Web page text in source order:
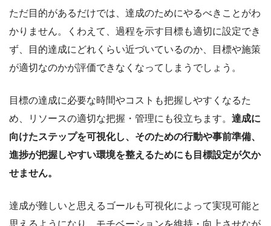
ただ目的があるだけでは、達成のためにやるべきことがわ
かりません。くわえて、過程を示す目標も適切に設定でき
ず、目的達成にどれくらい近づいているのか、目標や施策
が適切なのかが評価できなくなってしまうでしょう。
目標の達成に必要な時間やコストも把握しやすくなるた
め、リソースの適切な把握・管理にも役立ちます。 達成に
向けたステップを可視化し、そのための行動や事前準備、
進捗が把握しやすい環境を整えるためにも目標設定が欠か
せません。
達成が難しいと思えるゴールも可視化によって実現可能と
思えるようになり、モチベーションを維持・向上させなが